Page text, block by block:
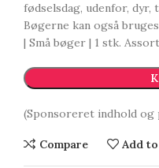
fødselsdag, udenfor, dyr,
Bøgerne kan også
| Små bøger | 1 stk.
(Sponsoreret indhold og
Compare Add